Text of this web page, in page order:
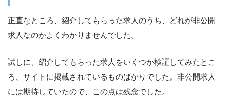
正直なところ、紹介してもらった求人のうち、どれが非公開
求人なのかよくわかりませんでした。
試しに、紹介してもらった求人をいくつか検証してみたとこ
ろ、サイトに掲載されているものばかりでした。非公開求人
には期待していたので、この点は残念でした。